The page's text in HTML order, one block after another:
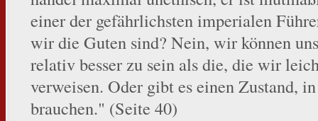
einer der gefährlichsten imperialen
wir die Guten sind? Nein, wir können
relativ besser zu sein als die, die wir
verweisen. Oder gibt es einen Zustand,
brauchen." (Seite 40)